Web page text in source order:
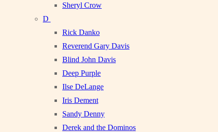
Sheryl Crow
D
Rick Danko
Reverend Gary Davis
Blind John Davis
Deep Purple
Ilse DeLange
Iris Dement
Sandy Denny
Derek and the Dominos